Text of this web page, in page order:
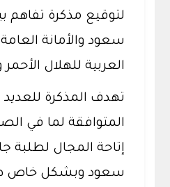
لتوقيع مذكرة تفاهم
سعود والأمانة
العربية للهلال
تهدف المذكرة للعديد
المتوافقة لما في
إتاحة المجال لطلبة
سعود وبشكل خاص